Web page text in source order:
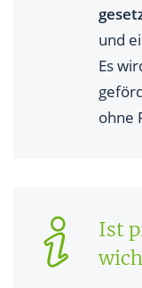
und
Es
ohne
Ist